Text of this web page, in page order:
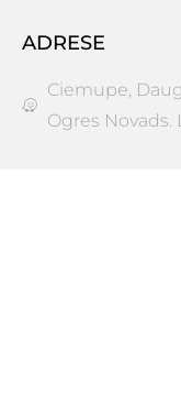
ADRESE
Ciemupe,
Ogres Novads.